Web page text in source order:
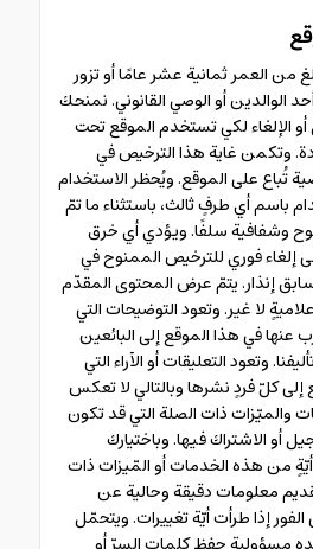
من العمر ثمانية عشر عامًا أو تزور
الوالدين أو الوصي القانوني. نمنحك
أو الإلغاء لكي تستخدم الموقع تحت
وتكمن غاية هذا الترخيص في
تُباع على الموقع. ويُحظر الاستخدام
باسم أي طرفٍ ثالث، باستثناء ما تمّ
وشفافية سلفًا. ويؤدي أي خرق
إلغاء فوري للترخيص الممنوح في
إنذار. يتمّ عرض المحتوى المقدّم
لا غير. وتعود التوضيحات التي
عنها في هذا الموقع إلى البائعين
وتعود التعليقات أو الآراء التي
كلّ فردٍ نشرها وبالتالي لا تعكس
والميّزات ذات الصلة التي قد تكون
أو الاشتراك فيها. وباختيارك
من هذه الخدمات أو المّيزات ذات
معلومات دقيقة وحالية عن
إذا طرأت أيّة تغييرات. ويتحمّل